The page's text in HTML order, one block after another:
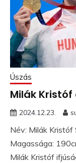
Úszás
Milák
2024.12.23.
Név: Milák
Magassága:
Milák Kristóf